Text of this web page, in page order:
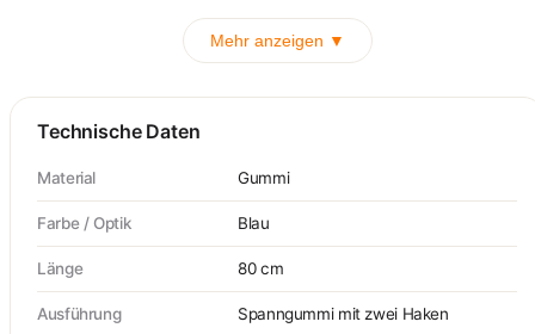
Mehr anzeigen ▼
Technische Daten
Material Gummi
Farbe / Optik Blau
Länge 80 cm
Ausführung Spanngummi mit zwei Haken